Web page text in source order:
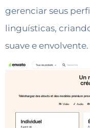
gerenciar seus
linguísticas,
suave e envolvente.